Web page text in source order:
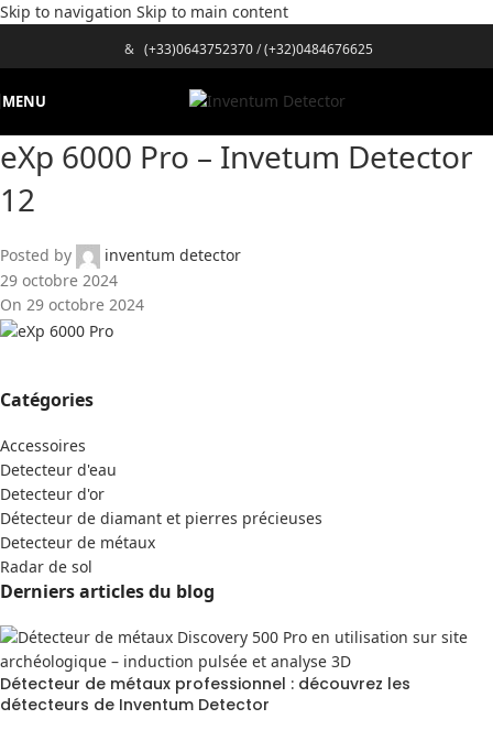
Skip to navigation Skip to main content
& (+33)0643752370/(+32)0484676625
MENU
eXp 6000 Pro – Invetum Detector
12
Posted by
inventum detector
29 octobre 2024
On 29 octobre 2024
Catégories
Accessoires
Detecteur d'eau
Detecteur d'or
Détecteur de diamant et pierres précieuses
Detecteur de métaux
Radar de sol
Derniers articles du blog
Détecteur de métaux professionnel : découvrez les
détecteurs de Inventum Detector